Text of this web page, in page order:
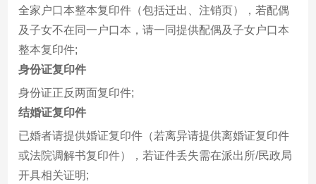
全家户口本整本复印件（包括迁出、注销页），若配偶
及子女不在同一户口本，请一同提供配偶及子女户口本
整本复印件;
身份证复印件
身份证正反两面复印件;
结婚证复印件
已婚者请提供婚证复印件（若离异请提供离婚证复印件
或法院调解书复印件），若证件丢失需在派出所/民政局
开具相关证明;